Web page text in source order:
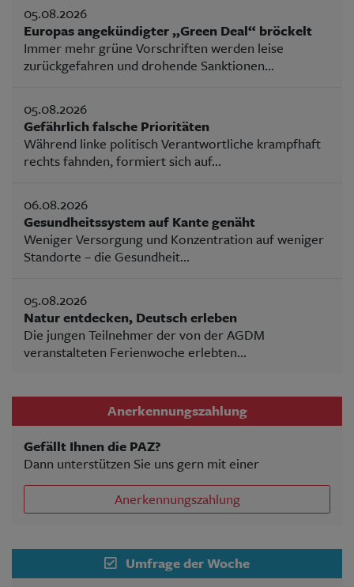
05.08.2026
Europas angekündigter „Green Deal“ bröckelt
Immer mehr grüne Vorschriften werden leise
zurückgefahren und drohende Sanktionen...
05.08.2026
Gefährlich falsche Prioritäten
Während linke politisch Verantwortliche krampfhaft
rechts fahnden, formiert sich auf...
06.08.2026
Gesundheitssystem auf Kante genäht
Weniger Versorgung und Konzentration auf weniger
Standorte – die Gesundheit...
05.08.2026
Natur entdecken, Deutsch erleben
Die jungen Teilnehmer der von der AGDM
veranstalteten Ferienwoche erlebten...
Anerkennungszahlung
Gefällt Ihnen die PAZ?
Dann unterstützen Sie uns gern mit einer
Anerkennungszahlung
Umfrage der Woche